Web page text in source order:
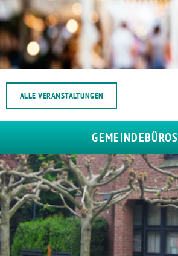
ALLE VERANSTALTUNGEN
GEMEINDEBÜROS